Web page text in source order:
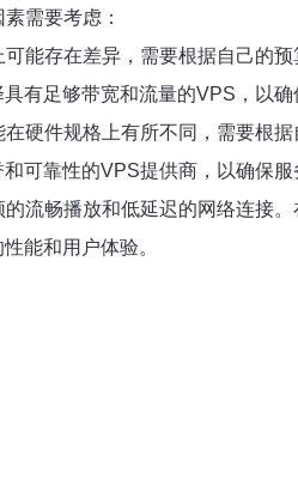
需要考虑：
能存在差异，需要根据自己的预
有足够带宽和流量的VPS，以确
硬件规格上有所不同，需要根据
可靠性的VPS提供商，以确保服
流畅播放和低延迟的网络连接
能和用户体验。